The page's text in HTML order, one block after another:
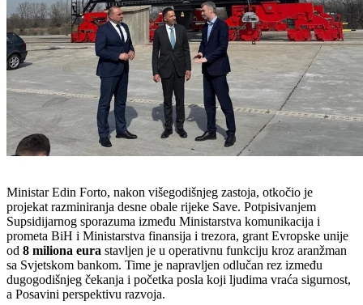
Ministar Edin Forto, nakon višegodišnjeg zastoja, otkočio je
projekat razminiranja desne obale rijeke Save. Potpisivanjem
Supsidijarnog sporazuma između Ministarstva komunikacija i
prometa BiH i Ministarstva finansija i trezora, grant Evropske unije
od 8 miliona eura stavljen je u operativnu funkciju kroz aranžman
sa Svjetskom bankom. Time je napravljen odlučan rez između
dugogodišnjeg čekanja i početka posla koji ljudima vraća sigurnost,
a Posavini perspektivu razvoja.